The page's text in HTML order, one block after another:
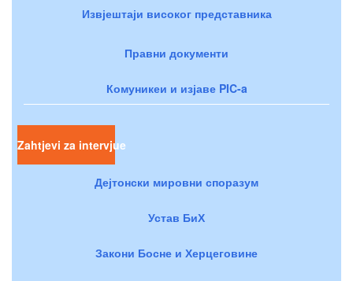
Извјештаји високог представника
Правни документи
Комуникеи и изјаве PIC-a
Zahtjevi za intervjue
Дејтонски мировни споразум
Устав БиХ
Закони Босне и Херцеговине